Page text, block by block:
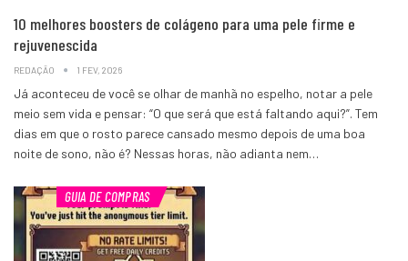
10 melhores boosters de colágeno para uma pele firme e
rejuvenescida
REDAÇÃO 1 FEV, 2026
Já aconteceu de você se olhar de manhã no espelho, notar a pele
meio sem vida e pensar: “O que será que está faltando aqui?”. Tem
dias em que o rosto parece cansado mesmo depois de uma boa
noite de sono, não é? Nessas horas, não adianta nem…
GUIA DE COMPRAS